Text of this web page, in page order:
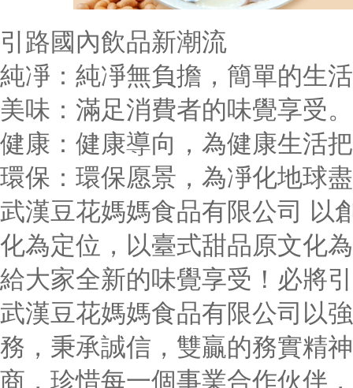
引路國內飲品新潮流
純凈：純凈無負擔，簡單的生
美味：滿足消費者的味覺享受。
健康：健康導向，為健康生活
環保：環保愿景，為凈化地球
武漢豆花媽媽食品有限公司 以
化為定位，以臺式甜品原文化
給大家全新的味覺享受！必將
武漢豆花媽媽食品有限公司以
務，秉承誠信，雙贏的務實精
商，珍惜每一個事業合作伙伴